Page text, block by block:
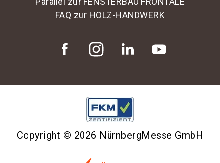
FAQ zur HOLZ-HANDWERK
Copyright © 2026 NürnbergMesse GmbH